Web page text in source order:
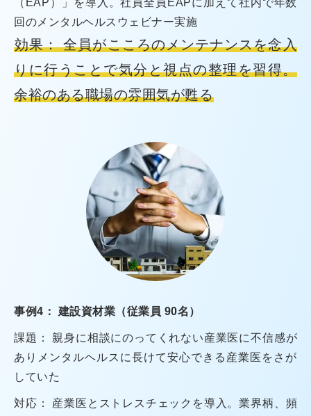
（EAP）」を導入。社員全員EAPに加えて社内で年数
回のメンタルヘルスウェビナー実施
効果： 全員がこころのメンテナンスを念入
りに行うことで気分と視点の整理を習得。
余裕のある職場の雰囲気が甦る
事例4： 建設資材業（従業員 90名）
課題： 親身に相談にのってくれない産業医に不信感が
ありメンタルヘルスに長けて安心できる産業医をさが
していた
対応： 産業医とストレスチェックを導入。業界柄、頻